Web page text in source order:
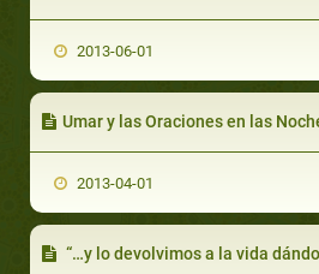
2013-06-01
Umar y las Oraciones en las
2013-04-01
“…y lo devolvimos a la vida dándole una luz